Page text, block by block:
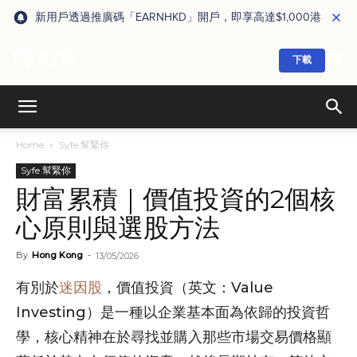
新用戶透過推廣碼「EARNHKD」開戶，即享高達$1,000港元獎賞
下載
Home Syfe 幫緊你
Syfe 幫緊你
財富累積｜價值投資的2個核
心原則與選股方法
By Hong Kong - 13/05/2026
有別於迷因股 ，價值投資（英文：Value
Investing）是一種以企業基本面為依歸的投資哲
學，核心精神在於尋找並購入那些市場交易價格顯